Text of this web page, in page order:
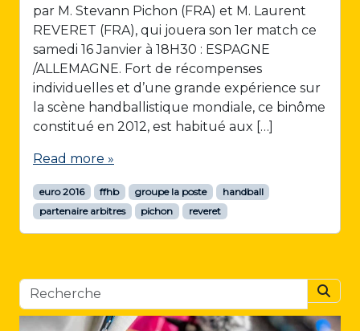
par M. Stevann Pichon (FRA) et M. Laurent
REVERET (FRA), qui jouera son 1er match ce
samedi 16 Janvier à 18H30 : ESPAGNE
/ALLEMAGNE. Fort de récompenses
individuelles et d’une grande expérience sur
la scène handballistique mondiale, ce binôme
constitué en 2012, est habitué aux […]
Read more »
euro 2016 ffhb groupe la poste
handball
partenaire arbitres
pichon reveret